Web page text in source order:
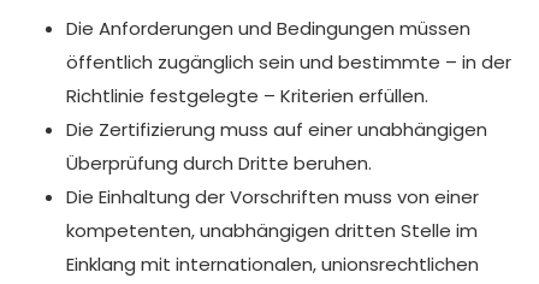
Die Anforderungen und Bedingungen müssen
öffentlich zugänglich sein und bestimmte – in der
Richtlinie festgelegte – Kriterien erfüllen.
Die Zertifizierung muss auf einer unabhängigen
Überprüfung durch Dritte beruhen.
Die Einhaltung der Vorschriften muss von einer
kompetenten, unabhängigen dritten Stelle im
Einklang mit internationalen, unionsrechtlichen